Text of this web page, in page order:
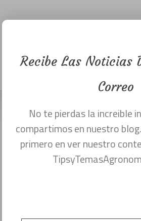
Curso gratis
básica.
febrero 21, 2018
La palabra Hidroponia
palabras griegas Hydro
(labor o trabajo) y
Recibe Las Noticias
Correo
No te pierdas la increible
compartimos en nuestro
primero en ver nuestro